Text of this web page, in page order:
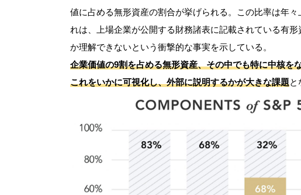
値に占める無形資産の割合が挙げられる。この比率は年
れは、上場企業が公開する財務諸表に記載されている有
か理解できないという衝撃的な事実を示している。
企業価値の9割を占める無形資産、その中でも特に中核を
これをいかに可視化し、外部に説明するかが大きな課題と